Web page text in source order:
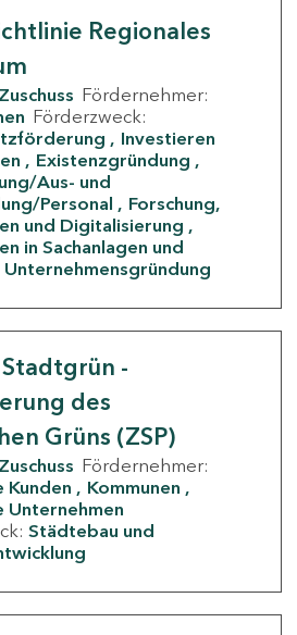
Regionales
Zuschuss Fördernehmer:
Förderzweck:
Investieren
Existenzgründung
Aus- und
Personal
Forschung,
und Digitalisierung
in Sachanlagen und
Unternehmensgründung
-
des
Grüns (ZSP)
Zuschuss Fördernehmer:
Kunden
Kommunen
Unternehmen
Städtebau und